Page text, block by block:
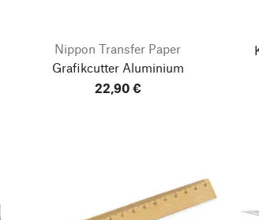
Nippon Transfer Paper
Grafikcutter Aluminium
22,90 €